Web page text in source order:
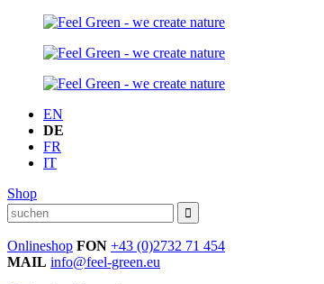
EN
DE
FR
IT
Shop
Onlineshop FON +43 (0)2732 71 454
MAIL info@feel-green.eu